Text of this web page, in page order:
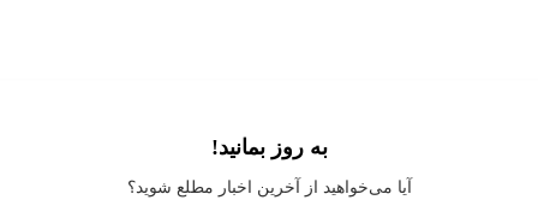
Application error: a client
-side exception has occurred while loading
به روز بمانید!
آیا می‌خواهید از آخرین اخبار مطلع شوید؟